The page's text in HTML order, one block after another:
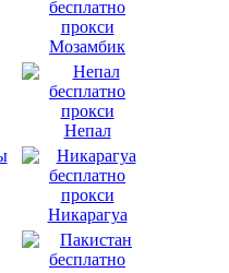
Мозамбик
Непал
Никарагуа